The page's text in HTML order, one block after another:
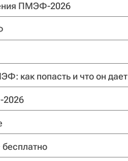
ПМЭФ-2026
как попасть и что он дает
2026